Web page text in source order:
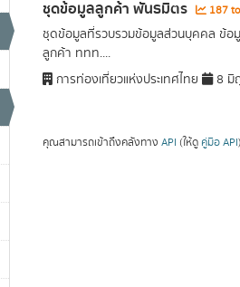
ชุดข้อมูลลูกค้า พันธมิตร 187
ชุดข้อมูลที่รวบรวมข้อมูลส่วนบุคคล ข้อ
ลูกค้า ททท....
การท่องเที่ยวแห่งประเทศไทย
8 มิ
คุณสามารถเข้าถึงคลังทาง API (ให้ดู คู่มือ API